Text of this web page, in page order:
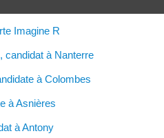
Imagine R
candidat à Nanterre
à Colombes
à Asnières
à Antony